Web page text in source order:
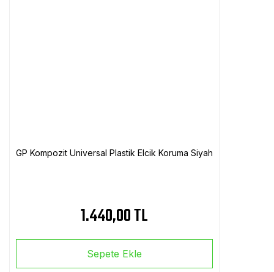
GP Kompozit Universal Plastik Elcik Koruma Siyah
1.440,00 TL
Sepete Ekle